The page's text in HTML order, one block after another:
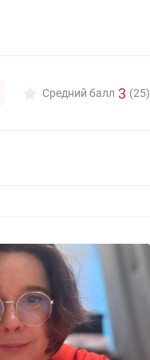
Средний балл 3 (25)